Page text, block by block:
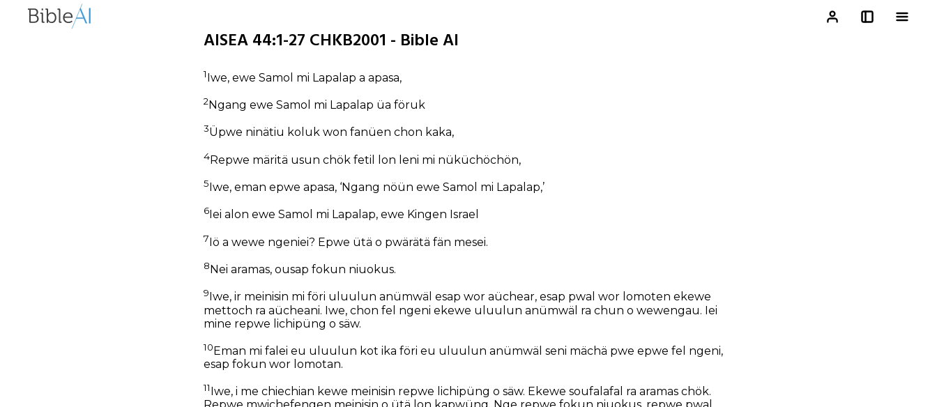
AISEA 44:1-27 CHKB2001 - Bible AI
1Iwe, ewe Samol mi Lapalap a apasa,
2 Ngang ewe Samol mi Lapalap üa föruk
3Üpwe ninätiu koluk won fanüen chon kaka,
4Repwe märitä usun chök fetil lon leni mi nüküchöchön,
5 Iwe, eman epwe apasa, ‘Ngang nöün ewe Samol mi Lapalap,’
6 Iei alon ewe Samol mi Lapalap, ewe Kingen Israel
7Iö a wewe ngeniei? Epwe ütä o pwärätä fän mesei.
8 Nei aramas, ousap fokun niuokus.
9 Iwe, ir meinisin mi föri uluulun anümwäl esap wor aüchear, esap pwal wor lomoten ekewe
mettoch ra aücheani. Iwe, chon fel ngeni ekewe uluulun anümwäl ra chun o wewengau. Iei
mine repwe lichipüng o säw.
10Eman mi falei eu uluulun kot ika föri eu uluulun anümwäl seni mächä pwe epwe fel ngeni,
esap fokun wor lomotan.
11 Iwe, i me chiechian kewe meinisin repwe lichipüng o säw. Ekewe soufalafal ra aramas chök.